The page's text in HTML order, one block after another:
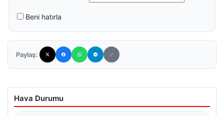
Beni hatırla
Paylaş:
Hava Durumu